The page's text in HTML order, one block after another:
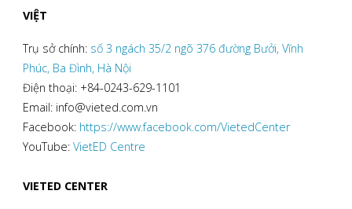
VIỆT
Trụ sở chính: số 3 ngách 35/2 ngõ 376 đường Bưởi, Vĩnh
Phúc, Ba Đình, Hà Nội
Điện thoại: +84-0243-629-1101
Email: info@vieted.com.vn
Facebook: https://www.facebook.com/VietedCenter
YouTube: VietED Centre
VIETED CENTER